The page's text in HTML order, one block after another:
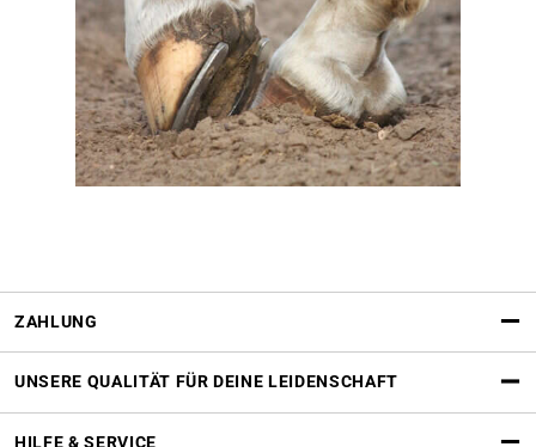
ZAHLUNG
UNSERE QUALITÄT FÜR DEINE LEIDENSCHAFT
HILFE & SERVICE